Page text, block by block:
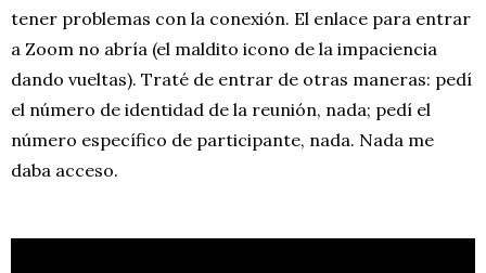
tener problemas con la conexión. El enlace para entrar
a Zoom no abría (el maldito icono de la impaciencia
dando vueltas). Traté de entrar de otras maneras: pedí
el número de identidad de la reunión, nada; pedí el
número específico de participante, nada. Nada me
daba acceso.